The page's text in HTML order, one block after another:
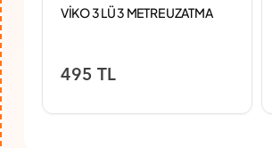
VİKO 3 LÜ 3 METRE UZATMA
495 TL